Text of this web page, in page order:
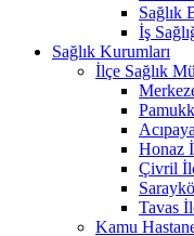
Sağlık
İş
Sağlık Kurumları
İlçe Sağlık
Honaz
Çivril
Tavas
Kamu